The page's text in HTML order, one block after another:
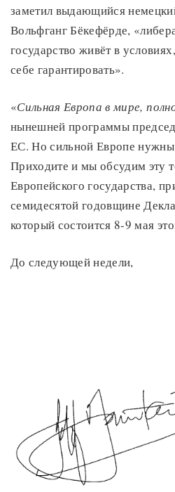
заметил выдающийся
Вольфганг Бёкефёрде,
государство живёт в
себе гарантировать».
«Сильная Европа в мире,
нынешней программы
ЕС. Но сильной Европе
Приходите и мы обсудим эту
Европейского государства,
семидесятой годовщине
который состоится 8-9 мая
До следующей недели,